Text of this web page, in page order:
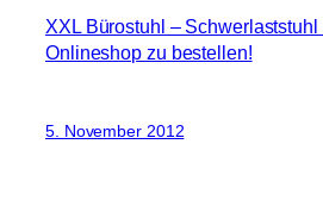
XXL Bürostuhl – Schwerlaststuhl
Onlineshop zu bestellen!
5. November 2012